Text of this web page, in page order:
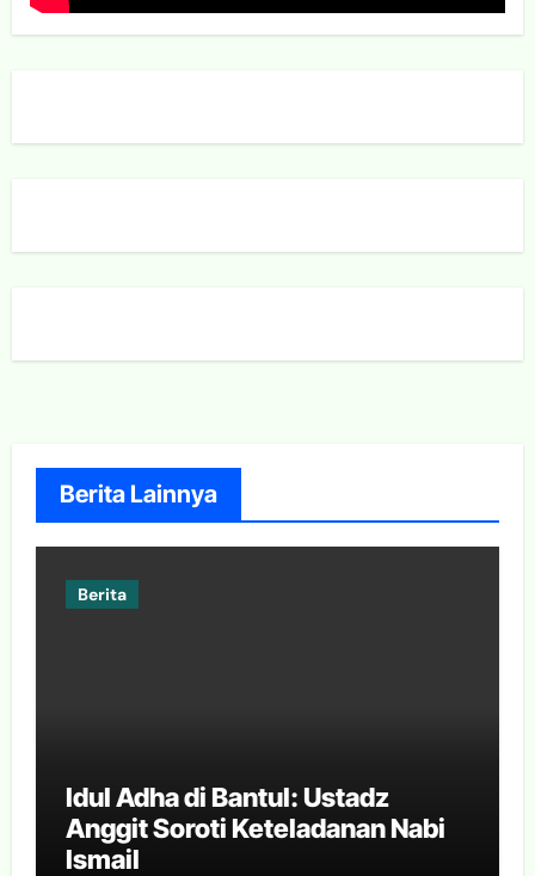
Berita Lainnya
Berita
Idul Adha di Bantul: Ustadz
Anggit Soroti Keteladanan Nabi
Ismail